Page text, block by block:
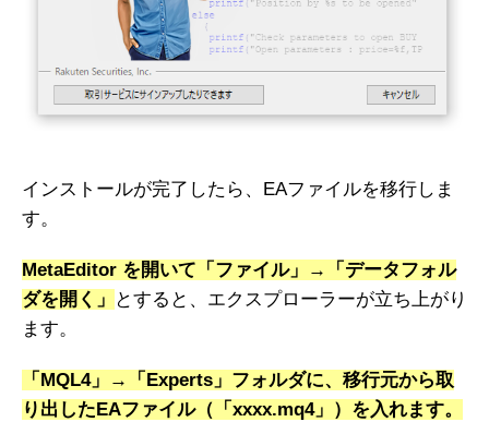
インストールが完了したら、EAファイルを移行しま
す。
MetaEditor を開いて「ファイル」→「データフォル
ダを開く」
とすると、エクスプローラーが立ち上がり
ます。
「MQL4」→「Experts」フォルダに、移行元から取
り出したEAファイル（「xxxx.mq4」）を入れます。